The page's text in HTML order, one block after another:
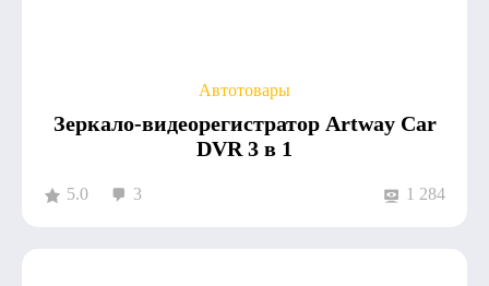
Автотовары
Зеркало-видеорегистратор Artway Car
DVR 3 в 1
5.0 3 1 284